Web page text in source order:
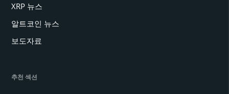
XRP 뉴스
알트코인 뉴스
보도자료
추천 섹션